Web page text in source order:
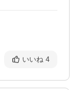
いいね 4